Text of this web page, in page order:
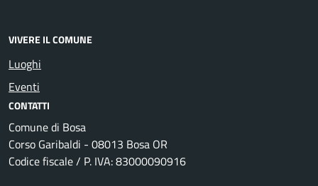
VIVERE IL COMUNE
Luoghi
Eventi
CONTATTI
Comune di Bosa
Corso Garibaldi - 08013 Bosa OR
Codice fiscale / P. IVA: 83000090916